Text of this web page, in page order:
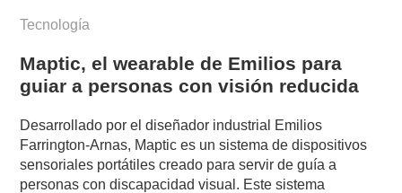
Tecnología
Maptic, el wearable de Emilios para
guiar a personas con visión reducida
Desarrollado por el diseñador industrial Emilios
Farrington-Arnas, Maptic es un sistema de dispositivos
sensoriales portátiles creado para servir de guía a
personas con discapacidad visual. Este sistema